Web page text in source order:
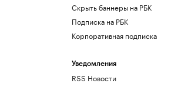
Скрыть баннеры на РБК
Подписка на РБК
Корпоративная подписка
Уведомления
RSS Новости